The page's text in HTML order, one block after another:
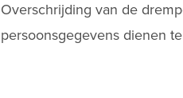
Overschrijding van de
persoonsgegevens dienen